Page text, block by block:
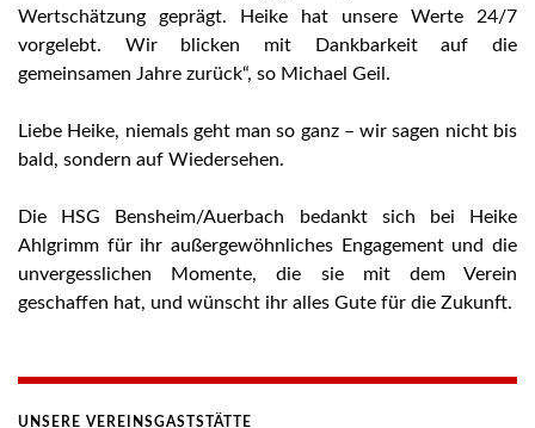
Wertschätzung geprägt. Heike hat unsere Werte 24/7
vorgelebt. Wir blicken mit Dankbarkeit auf die
gemeinsamen Jahre zurück“, so Michael Geil.
Liebe Heike, niemals geht man so ganz – wir sagen nicht bis
bald, sondern auf Wiedersehen.
Die HSG Bensheim/Auerbach bedankt sich bei Heike
Ahlgrimm für ihr außergewöhnliches Engagement und die
unvergesslichen Momente, die sie mit dem Verein
geschaffen hat, und wünscht ihr alles Gute für die Zukunft.
UNSERE VEREINSGASTSTÄTTE